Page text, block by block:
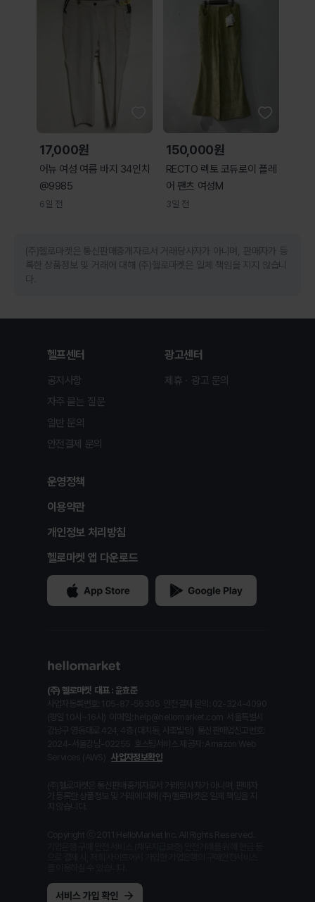
17,000원
어뉴 여성 여름 바지 34인치
@9985
6일 전
150,000원
RECTO 렉토 코듀로이 플레
어 팬츠 여성M
3일 전
(주)헬로마켓은 통신판매중개자로서 거래당사자가 아니며, 판매자가 등
록한 상품정보 및 거래에 대해 (주)헬로마켓은 일체 책임을 지지 않습니
다.
헬프센터
공지사항
자주 묻는 질문
일반 문의
안전결제 문의
광고센터
제휴ㆍ광고 문의
운영정책
이용약관
개인정보 처리방침
헬로마켓 앱 다운로드
(주) 헬로마켓 대표 : 윤효준
사업자정보확인